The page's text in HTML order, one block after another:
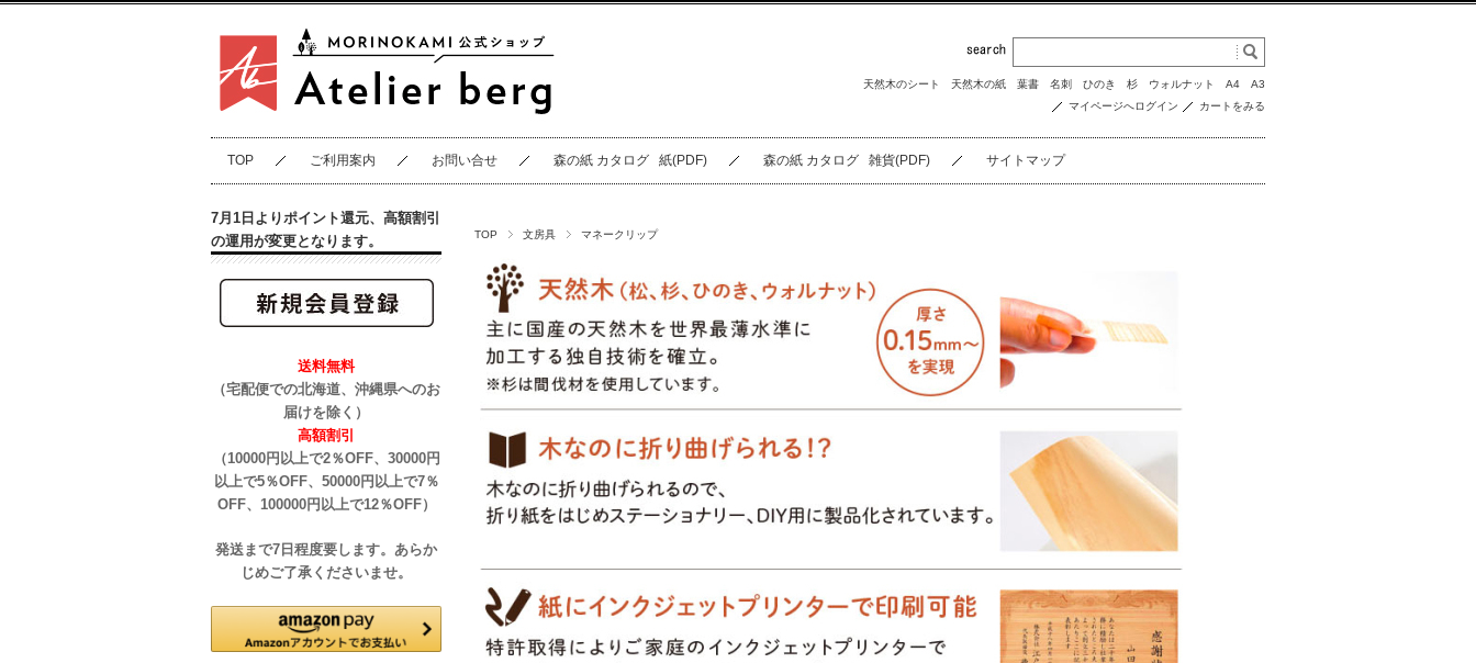
天然木のシート 天然木の紙 葉書 名刺 ひのき 杉 ウォルナット A4
A3
マイページへログイン
カートをみる
TOP ご利用案内 お問い合せ 森の紙 カタログ 紙(PDF) 森の紙 カタログ 雑貨(PDF) サイトマップ
TOP 文房具 マネークリップ
7月1日よりポイント還元、高額割引
の運用が変更となります。
送料無料
（宅配便での北海道、沖縄県へのお
届けを除く）
高額割引
（10000円以上で2％OFF、30000円
以上で5％OFF、50000円以上で7％
OFF、100000円以上で12％OFF）
発送まで7日程度要します。あらか
じめご了承くださいませ。